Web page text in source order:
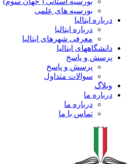
بورسیه های علمی
درباره ایتالیا
درباره ایتالیا
معرفی شهرهای ایتالیا
دانشگاههای ایتالیا
پرسش و پاسخ
پرسش و پاسخ
سوالات متداول
وبلاگ
درباره ما
درباره ما
تماس با ما